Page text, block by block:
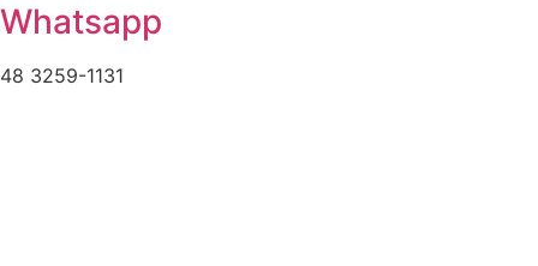
Whatsapp
48 3259-1131